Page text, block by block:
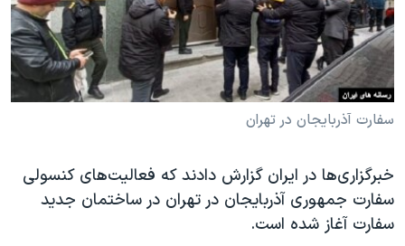
فرهنگ و زندگی
حقوق شهروندی
اقتصادی
علم و فناوری
گالری عکس
آرشیو پخش زنده
مستندها
انتخابات ریاست جمهوری آمریکا ۲۰۲۴
حمله جمهوری اسلامی به اسرائیل
رمز مهسا
اعتراضات زن، زندگی، آزادی
مجموعه مستندهای دادخواهی
دنبال کنید
سفارت آذربایجان در تهران
خبرگزاری‌ها در ایران گزارش دادند که فعالیت‌های کنسولی
سفارت جمهوری آذربایجان در تهران در ساختمان جدید
سفارت آغاز شده است.